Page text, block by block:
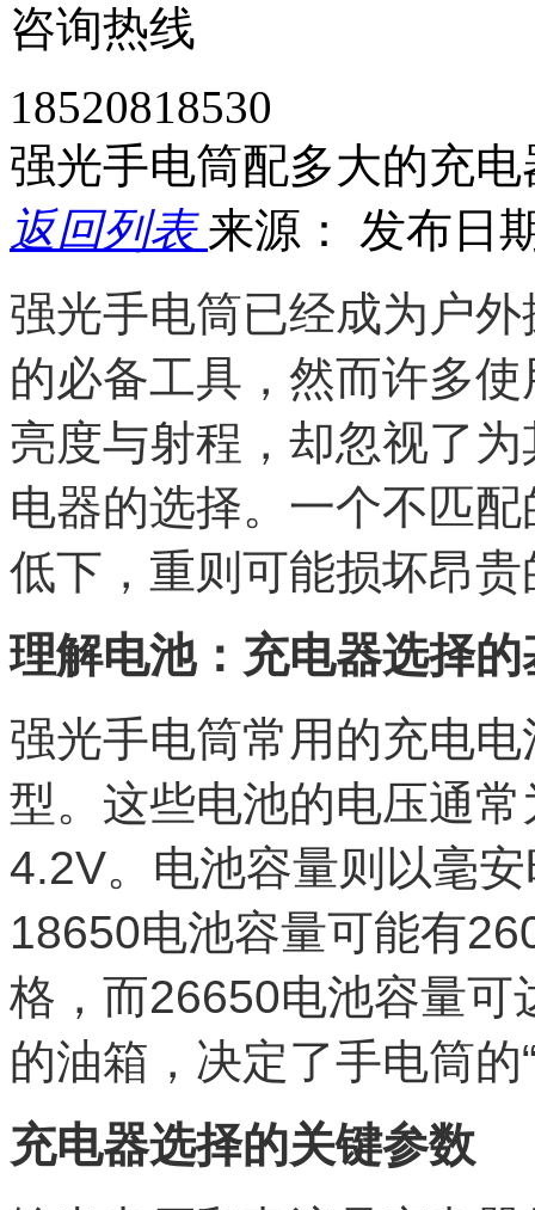
咨询热线
18520818530
强光手电筒配多大的充电
返回列表来源： 发布日
强光手电筒已经成为户
的必备工具，然而许多
亮度与射程，却忽视了
电器的选择。一个不匹
低下，重则可能损坏昂
理解电池：充电器选择的
强光手电筒常用的充电
型。这些电池的电压通
4.2V。电池容量则以毫
18650电池容量可能有
格，而26650电池容量可
的油箱，决定了手电筒的
充电器选择的关键参数